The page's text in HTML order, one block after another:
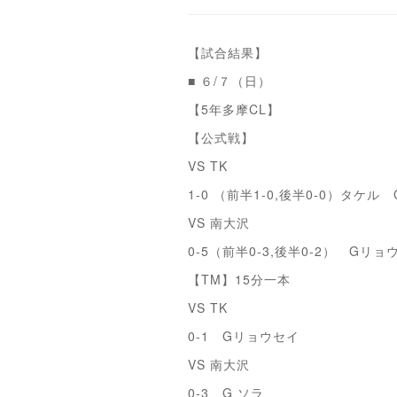
【試合結果】
■ ６/７（日）
【5年多摩CL】
【公式戦】
VS TK
1-0 （前半1-0,後半0-0）タケル
VS 南大沢
0-5（前半0-3,後半0-2） Gリョ
【TM】15分一本
VS TK
0-1 Gリョウセイ
VS 南大沢
0-3 G ソラ